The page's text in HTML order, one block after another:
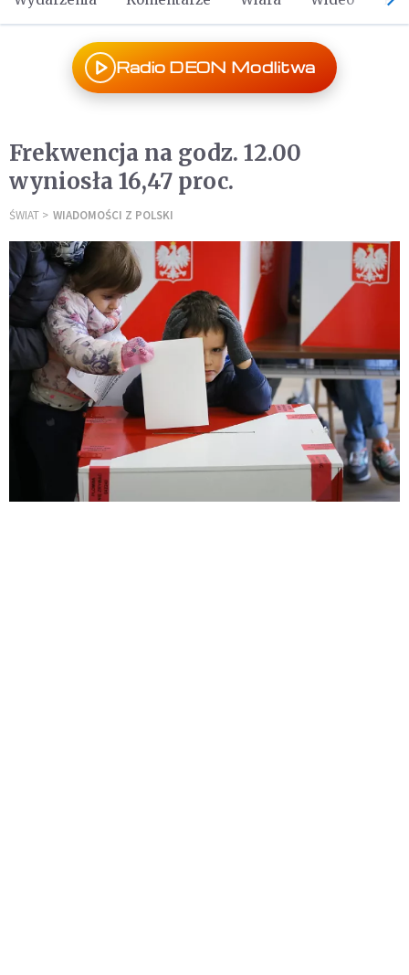
Radio DEON Modlitwa
Frekwencja na godz. 12.00
wyniosła 16,47 proc.
ŚWIAT WIADOMOŚCI Z POLSKI